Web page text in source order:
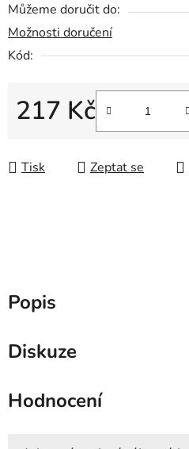
Můžeme doručit do:
Možnosti doručení
Kód:
217 Kč
Tisk Zeptat se
Popis
Diskuze
Hodnocení